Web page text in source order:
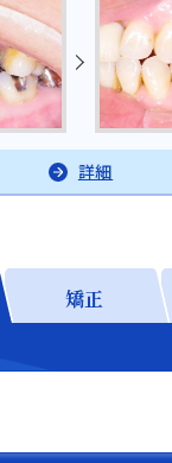
011-
月火水木金土
14:30〜18:00
日本歯
054-252-
月火水金土 10:00
14:30〜18:00
日本歯科
052-433-
月火水金土
054-
日本歯科豊
日本歯科静
詳細
矯正